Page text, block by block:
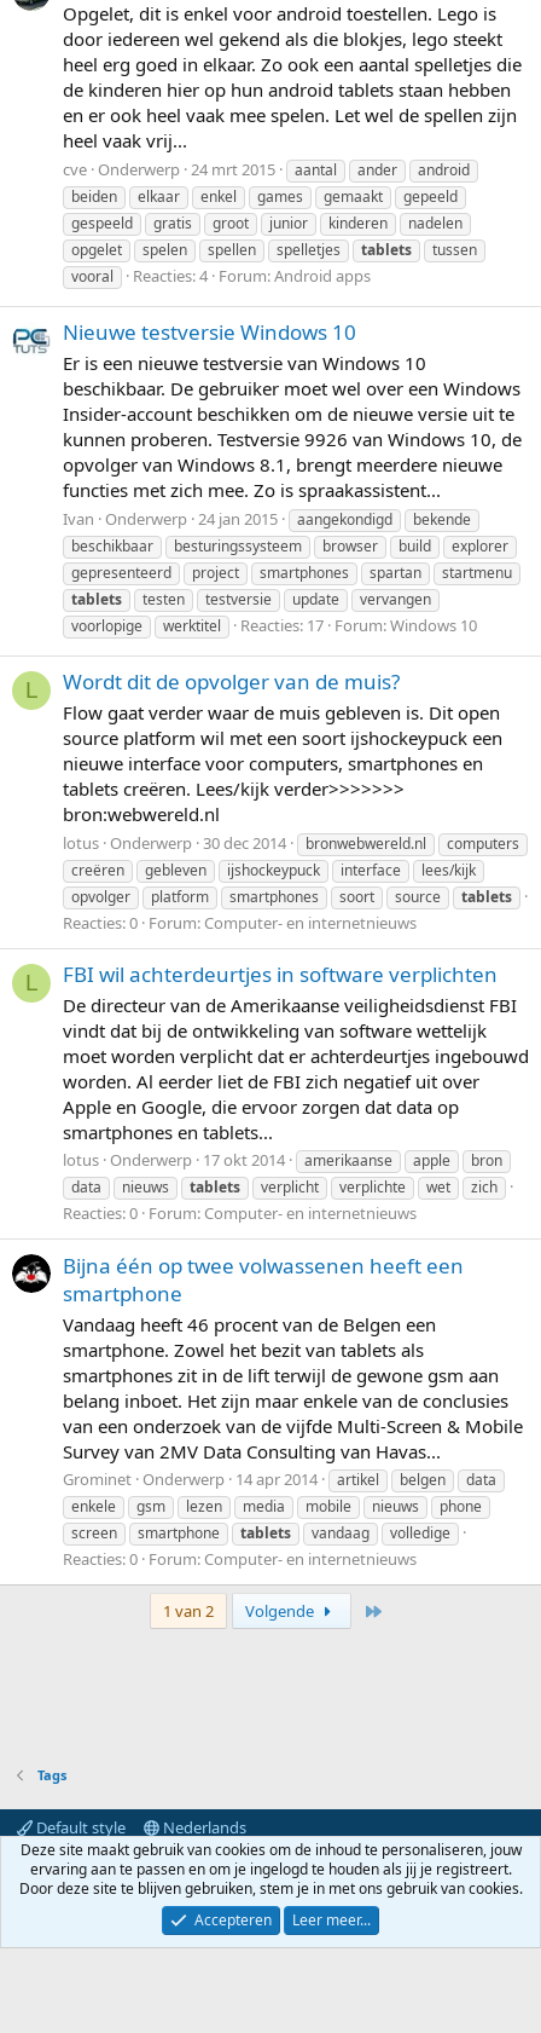
Opgelet, dit is enkel voor android toestellen. Lego is
door iedereen wel gekend als die blokjes, lego steekt
heel erg goed in elkaar. Zo ook een aantal spelletjes die
de kinderen hier op hun android tablets staan hebben
en er ook heel vaak mee spelen. Let wel de spellen zijn
heel vaak vrij...
cve Onderwerp 24 mrt 2015 aantal ander
android
beiden
elkaar enkel games gemaakt
gepeeld
gespeeld
gratis groot junior kinderen
nadelen
opgelet
spelen spellen spelletjes tablets
tussen
vooral
Reacties: 4 Forum:Android apps
Nieuwe testversie Windows 10
Er is een nieuwe testversie van Windows 10
beschikbaar. De gebruiker moet wel over een Windows
Insider-account beschikken om de nieuwe versie uit te
kunnen proberen. Testversie 9926 van Windows 10, de
opvolger van Windows 8.1, brengt meerdere nieuwe
functies met zich mee. Zo is spraakassistent...
Ivan Onderwerp 24 jan 2015 aangekondigd
bekende
beschikbaar
besturingssysteem browser build
explorer
gepresenteerd
project smartphones spartan
startmenu
tablets
testen testversie update
vervangen
voorlopige
werktitel Reacties: 17 Forum:Windows 10
L Wordt dit de opvolger van de muis?
Flow gaat verder waar de muis gebleven is. Dit open
source platform wil met een soort ijshockeypuck een
nieuwe interface voor computers, smartphones en
tablets creëren. Lees/kijk verder>>>>>>>
bron:webwereld.nl
lotus Onderwerp 30 dec 2014 bronwebwereld.nl
computers
creëren
gebleven ijshockeypuck interface
lees/kijk
opvolger
platform smartphones soort source tablets
Reacties: 0 Forum: Computer- en internetnieuws
L FBI wil achterdeurtjes in software verplichten
De directeur van de Amerikaanse veiligheidsdienst FBI
vindt dat bij de ontwikkeling van software wettelijk
moet worden verplicht dat er achterdeurtjes ingebouwd
worden. Al eerder liet de FBI zich negatief uit over
Apple en Google, die ervoor zorgen dat data op
smartphones en tablets...
lotus Onderwerp 17 okt 2014 amerikaanse apple
bron
data
nieuws tablets verplicht verplichte wet zich
Reacties: 0 Forum: Computer- en internetnieuws
Bijna één op twee volwassenen heeft een
smartphone
Vandaag heeft 46 procent van de Belgen een
smartphone. Zowel het bezit van tablets als
smartphones zit in de lift terwijl de gewone gsm aan
belang inboet. Het zijn maar enkele van de conclusies
van een onderzoek van de vijfde Multi-Screen & Mobile
Survey van 2MV Data Consulting van Havas...
Grominet Onderwerp 14 apr 2014 artikel belgen
data
enkele
gsm lezen media mobile nieuws
phone
screen
smartphone tablets vandaag volledige
Reacties: 0 Forum: Computer- en internetnieuws
1 van 2 Volgende
Tags
Default style
Nederlands
Contact
Voorwaarden en regels Privacybeleid
Help
Hoofdpagina
R
S
Community platform by XenForo® © 2010-2024 XenForo Ltd.
Deze site maakt gebruik van cookies om de inhoud te personaliseren, jouw
ervaring aan te passen en om je ingelogd te houden als jij je registreert.
Door deze site te blijven gebruiken, stem je in met ons gebruik van cookies.
Accepteren
Leer meer...